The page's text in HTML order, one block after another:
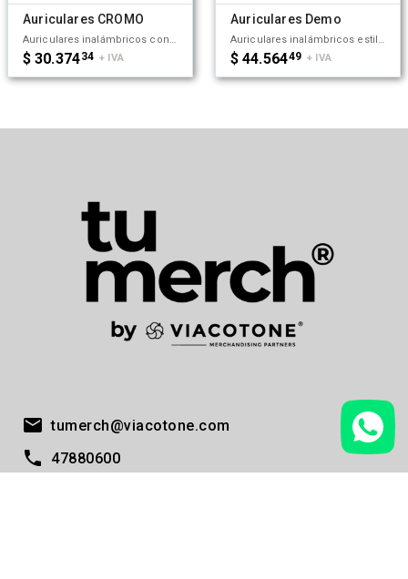
Auriculares CROMO
$ 30.37434 + IVA
Auriculares Demo
$ 44.56449 + IVA
tumerch@viacotone.com
47880600